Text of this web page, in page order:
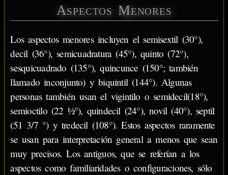
Aspectos Menores
Los aspectos menores incluyen el semisextil (30°),
decil (36°), semicuadratura (45°), quinto (72°),
sesquicuadrado (135°), quincunce (150°; también
llamado inconjunto) y biquintil (144°). Algunas
personas también usan el vigintilo o semidecil(18°),
semioctilo (22 ½°), quindecil (24°), novil (40°), septil
(51 3/7 °) y tredecil (108°). Estos aspectos raramente
se usan para interpretación general a menos que sean
muy precisos. Los antiguos, que se referían a los
aspectos como familiaridades o configuraciones, sólo